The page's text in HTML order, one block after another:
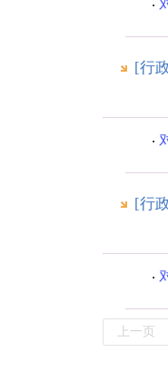
[行
[行
上一页